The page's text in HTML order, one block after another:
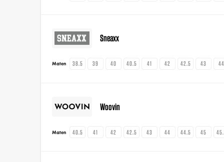
Sneaxx
Maten 38.5 39 40 40.5 41 42 42.5 43 44
Woovin
Maten 40.5 41 42 42.5 43 44 44.5 45